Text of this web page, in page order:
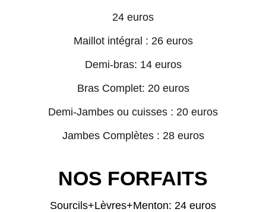
24 euros
Maillot intégral : 26 euros​
Demi-bras: 14 euros
Bras Complet: 20 euros​
Demi-Jambes ou cuisses : 20 euros
Jambes Complètes : 28 euros
NOS FORFAITS
Sourcils+Lèvres+Menton: 24 euros